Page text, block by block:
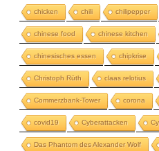
chicken chili chilipepper
chinese food chinese kitchen
chinesisches essen chipkrise
Christoph Rüth claas relotius
Commerzbank-Tower corona
covid19 Cyberattacken
Das Phantom des Alexander Wolf